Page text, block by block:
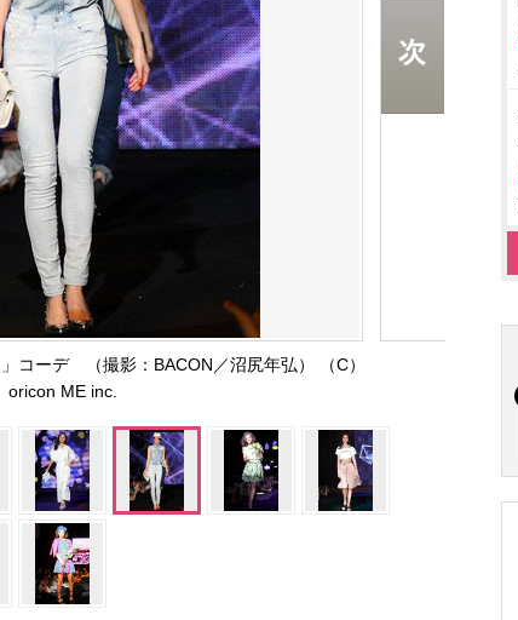
コーデ （撮影：BACON／沼尻年弘） （C）
oricon ME inc.